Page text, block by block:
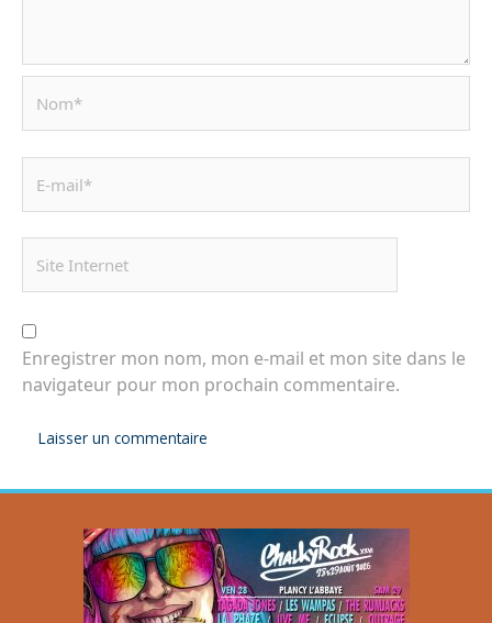
Enregistrer mon nom, mon e-mail et mon site dans le
navigateur pour mon prochain commentaire.